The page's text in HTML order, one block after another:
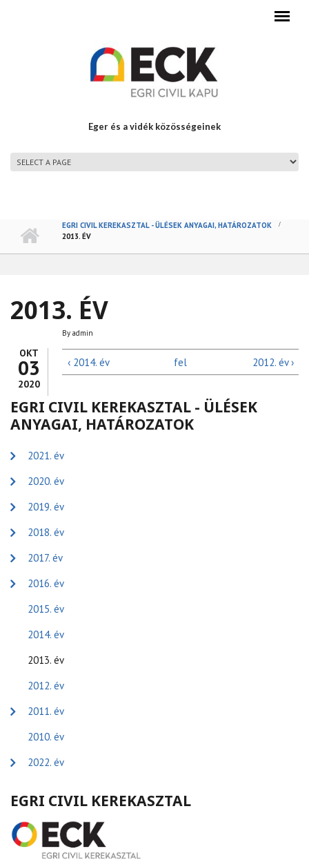
Eger és a vidék közösségeinek
EGRI CIVIL KEREKASZTAL - ÜLÉSEK ANYAGAI, HATÁROZATOK
2013. ÉV
2013. ÉV
OKT
03
2020
By admin
‹ 2014. év fel 2012. év ›
EGRI CIVIL KEREKASZTAL - ÜLÉSEK
ANYAGAI, HATÁROZATOK
2021. év
2020. év
2019. év
2018. év
2017. év
2016. év
2015. év
2014. év
2013. év
2012. év
2011. év
2010. év
2022. év
EGRI CIVIL KEREKASZTAL